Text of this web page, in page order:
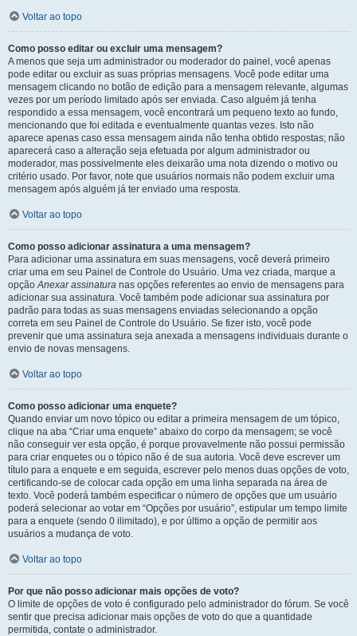
Voltar ao topo
Como posso editar ou excluir uma mensagem?
A menos que seja um administrador ou moderador do painel, você apenas
pode editar ou excluir as suas próprias mensagens. Você pode editar uma
mensagem clicando no botão de edição para a mensagem relevante, algumas
vezes por um período limitado após ser enviada. Caso alguém já tenha
respondido a essa mensagem, você encontrará um pequeno texto ao fundo,
mencionando que foi editada e eventualmente quantas vezes. Isto não
aparece apenas caso essa mensagem ainda não tenha obtido respostas; não
aparecerá caso a alteração seja efetuada por algum administrador ou
moderador, mas possivelmente eles deixarão uma nota dizendo o motivo ou
critério usado. Por favor, note que usuários normais não podem excluir uma
mensagem após alguém já ter enviado uma resposta.
Voltar ao topo
Como posso adicionar assinatura a uma mensagem?
Para adicionar uma assinatura em suas mensagens, você deverá primeiro
criar uma em seu Painel de Controle do Usuário. Uma vez criada, marque a
opçãoAnexar assinatura nas opções referentes ao envio de mensagens para
adicionar sua assinatura. Você também pode adicionar sua assinatura por
padrão para todas as suas mensagens enviadas selecionando a opção
correta em seu Painel de Controle do Usuário. Se fizer isto, você pode
prevenir que uma assinatura seja anexada a mensagens individuais durante o
envio de novas mensagens.
Voltar ao topo
Como posso adicionar uma enquete?
Quando enviar um novo tópico ou editar a primeira mensagem de um tópico,
clique na aba “Criar uma enquete” abaixo do corpo da mensagem; se você
não conseguir ver esta opção, é porque provavelmente não possui permissão
para criar enquetes ou o tópico não é de sua autoria. Você deve escrever um
título para a enquete e em seguida, escrever pelo menos duas opções de voto,
certificando-se de colocar cada opção em uma linha separada na área de
texto. Você poderá também especificar o número de opções que um usuário
poderá selecionar ao votar em “Opções por usuário”, estipular um tempo limite
para a enquete (sendo 0 ilimitado), e por último a opção de permitir aos
usuários a mudança de voto.
Voltar ao topo
Por que não posso adicionar mais opções de voto?
O limite de opções de voto é configurado pelo administrador do fórum. Se você
sentir que precisa adicionar mais opções de voto do que a quantidade
permitida, contate o administrador.